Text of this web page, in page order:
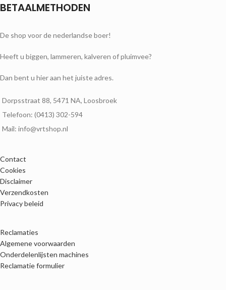
BETAALMETHODEN
De shop voor de nederlandse boer!
Heeft u biggen, lammeren, kalveren of pluimvee?
Dan bent u hier aan het juiste adres.
Dorpsstraat 88, 5471 NA, Loosbroek
Telefoon: (0413) 302-594
Mail: info@vrtshop.nl
Contact
Cookies
Disclaimer
Verzendkosten
Privacy beleid
Reclamaties
Algemene voorwaarden
Onderdelenlijsten machines
Reclamatie formulier